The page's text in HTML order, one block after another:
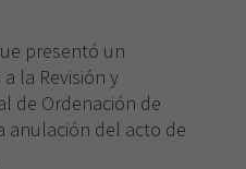
presentó un
la Revisión y
de Ordenación de
anulación del acto de